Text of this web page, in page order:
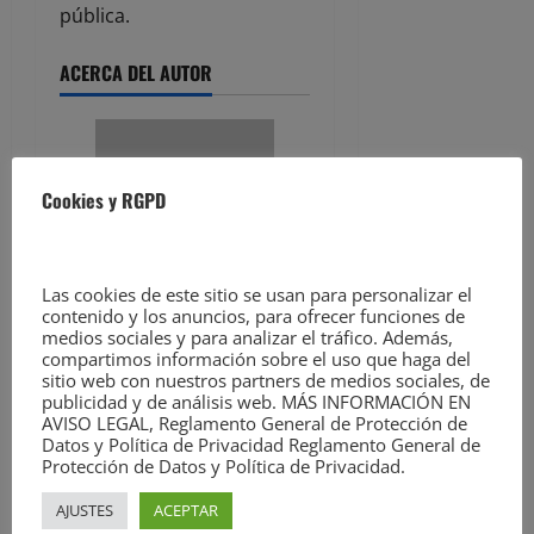
pública.
ACERCA DEL AUTOR
Ver todas las
entradas
Facebook
Twitter
Meneame
WhatsApp
Email
Compartir
Cookies y RGPD
Las cookies de este sitio se usan para personalizar el
contenido y los anuncios, para ofrecer funciones de
medios sociales y para analizar el tráfico. Además,
compartimos información sobre el uso que haga del
sitio web con nuestros partners de medios sociales, de
publicidad y de análisis web. MÁS INFORMACIÓN EN
AVISO LEGAL, Reglamento General de Protección de
Datos y Política de Privacidad Reglamento General de
Protección de Datos y Política de Privacidad.
AJUSTES ACEPTAR